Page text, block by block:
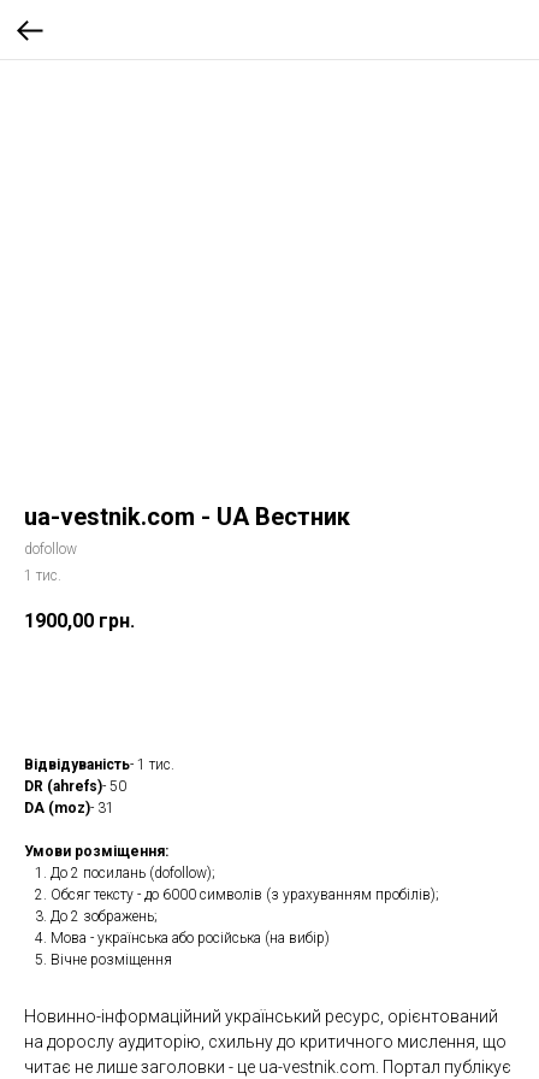
ua-vestnik.com - UA Вестник
dofollow
1 тис.
1900,00 грн.
Відвідуваність- 1 тис.
DR (ahrefs)- 50
DA (moz)- 31
Умови розміщення:
До 2 посилань (dofollow);
Обсяг тексту - до 6000 символів (з урахуванням пробілів);
До 2 зображень;
Мова - українська або російська (на вибір)
Вічне розміщення
Новинно-інформаційний український ресурс, орієнтований
на дорослу аудиторію, схильну до критичного мислення, що
читає не лише заголовки - це ua-vestnik.com. Портал публікує